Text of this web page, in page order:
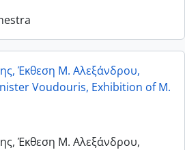
Έκθεση Μ. Αλεξάνδρου,
Voudouris, Exhibition of M.
Έκθεση Μ. Αλεξάνδρου,